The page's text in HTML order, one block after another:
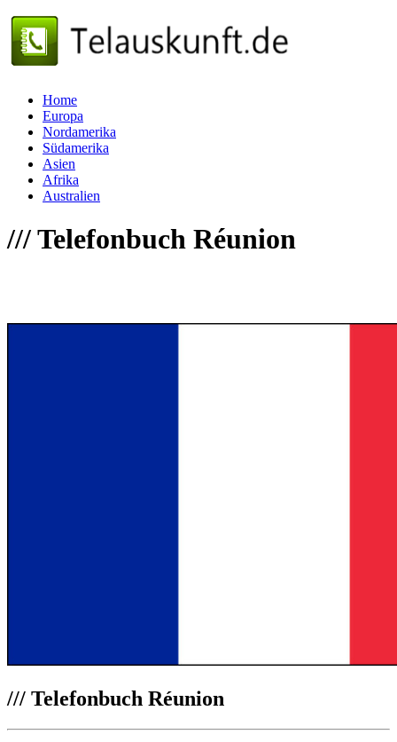
Home
Europa
Nordamerika
Südamerika
Asien
Afrika
Australien
///Telefonbuch Réunion
/// Telefonbuch Réunion